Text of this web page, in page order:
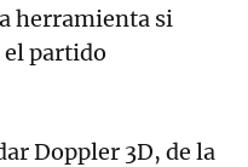
herramienta si
el partido
Doppler 3D, de la